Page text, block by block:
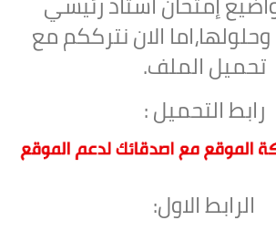
،اما الان نترككم مع
تحميل الملف.
رابط التحميل :
الرابط الاول: